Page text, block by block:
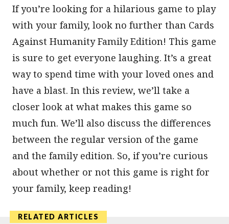
If you’re looking for a hilarious game to play
with your family, look no further than Cards
Against Humanity Family Edition! This game
is sure to get everyone laughing. It’s a great
way to spend time with your loved ones and
have a blast. In this review, we’ll take a
closer look at what makes this game so
much fun. We’ll also discuss the differences
between the regular version of the game
and the family edition. So, if you’re curious
about whether or not this game is right for
your family, keep reading!